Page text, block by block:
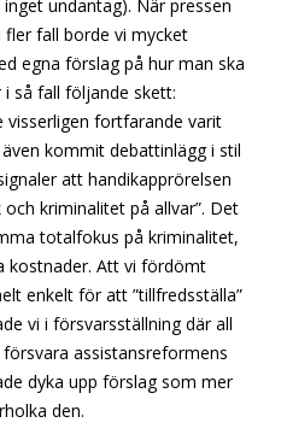
undantag). När pressen
fall borde vi mycket
egna förslag på hur man ska
så fall följande skett:
visserligen fortfarande varit
kommit debattinlägg i stil
att handikapprörelsen
kriminalitet på allvar”. Det
totalfokus på kriminalitet,
kostnader. Att vi fördömt
enkelt för att ”tillfredsställa”
vi i försvarsställning där all
assistansreformens
dyka upp förslag som mer
den.